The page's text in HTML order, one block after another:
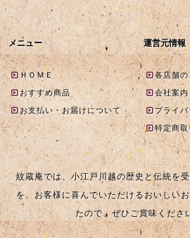
メニュー
ＨＯＭＥ
おすすめ商品
お支払い・お届けについて
運営元情報
各店舗
会社案内
プライ
特定商
紋蔵庵では、小江戸川越の歴史と伝統を
を、お客様に喜んでいただけるおいしい
たので、ぜひご賞味くださ